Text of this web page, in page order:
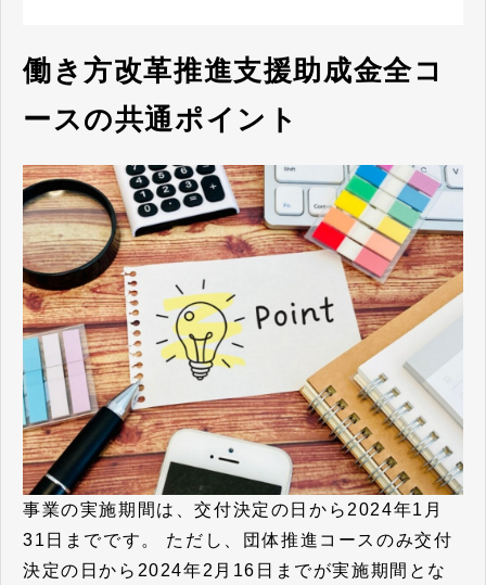
働き方改革推進支援助成金全コ
ースの共通ポイント
事業の実施期間は、交付決定の日から2024年1月
31日までです。
ただし、団体推進コースのみ交付
決定の日から2024年2月16日までが実施期間とな